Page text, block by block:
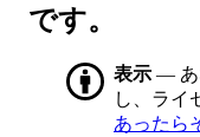
です。
表示 — あ
し、ライ
あったら